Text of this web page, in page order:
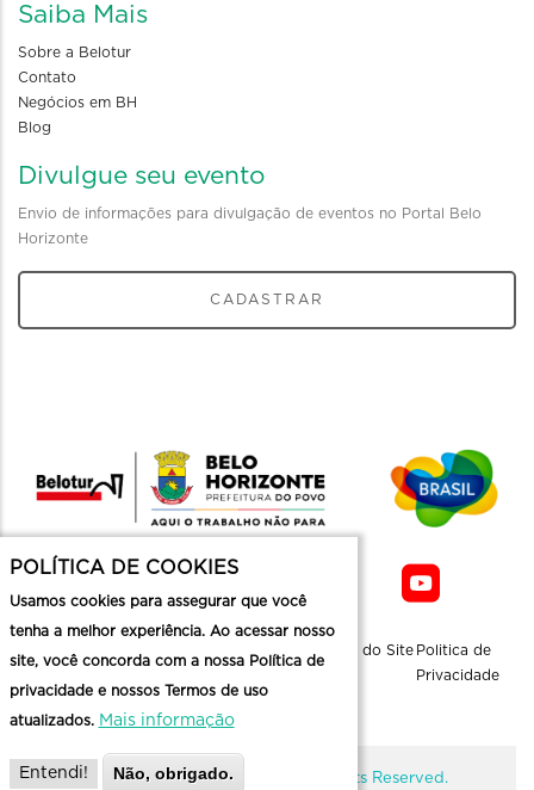
Saiba Mais
Sobre a Belotur
Contato
Negócios em BH
Blog
Divulgue seu evento
Envio de informações para divulgação de eventos no Portal Belo
Horizonte
CADASTRAR
Sobre a
Contato
Informaçoes
Mapa do Site Politica de
Privacidade
@ Copyright Belotur 2026. All Rights Reserved.
POLÍTICA DE COOKIES
Usamos cookies para assegurar que você
tenha a melhor experiência. Ao acessar nosso
site, você concorda com a nossa Política de
privacidade e nossos Termos de uso
atualizados. Mais informação
Entendi! Não, obrigado.